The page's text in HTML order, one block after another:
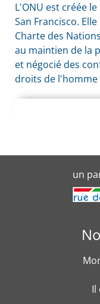
L'ONU est créée
San Francisco.
Charte des
au maintien de la
et négocié des
droits de
un
Il